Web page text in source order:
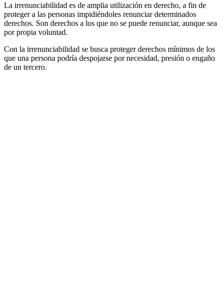
La irrenunciabilidad es de amplia utilización en derecho, a fin de
proteger a las personas impidiéndoles renunciar determinados
derechos. Son derechos a los que no se puede renunciar, aunque sea
por propia voluntad.
Con la irrenunciabilidad se busca proteger derechos mínimos de los
que una persona podría despojarse por necesidad, presión o engaño
de un tercero.